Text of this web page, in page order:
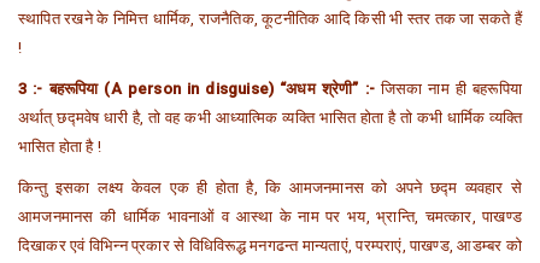
स्थापित रखने के निमित्त धार्मिक, राजनैतिक, कूटनीतिक आदि किसी भी स्तर तक जा सकते हैं
!
3 :- बहरूपिया (A person in disguise) “अधम श्रेणी” :-जिसका नाम ही बहरूपिया
अर्थात् छद्मवेष धारी है, तो वह कभी आध्यात्मिक व्यक्ति भासित होता है तो कभी धार्मिक व्यक्ति
भासित होता है !
किन्तु इसका लक्ष्य केवल एक ही होता है, कि आमजनमानस को अपने छद्म व्यवहार से
आमजनमानस की धार्मिक भावनाओं व आस्था के नाम पर भय, भ्रान्ति, चमत्कार, पाखण्ड
दिखाकर एवं विभिन्न प्रकार से विधिविरूद्ध मनगढन्त मान्यताएं, परम्पराएं, पाखण्ड, आडम्बर को